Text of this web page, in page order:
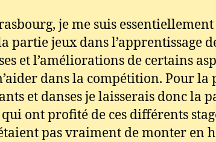
je me suis essentiellement
partie jeux dans l’apprentissage
et l’améliorations de certains
dans la compétition. Pour la
et danses je laisserais donc la
ont profité de ces différents
pas vraiment de monter en